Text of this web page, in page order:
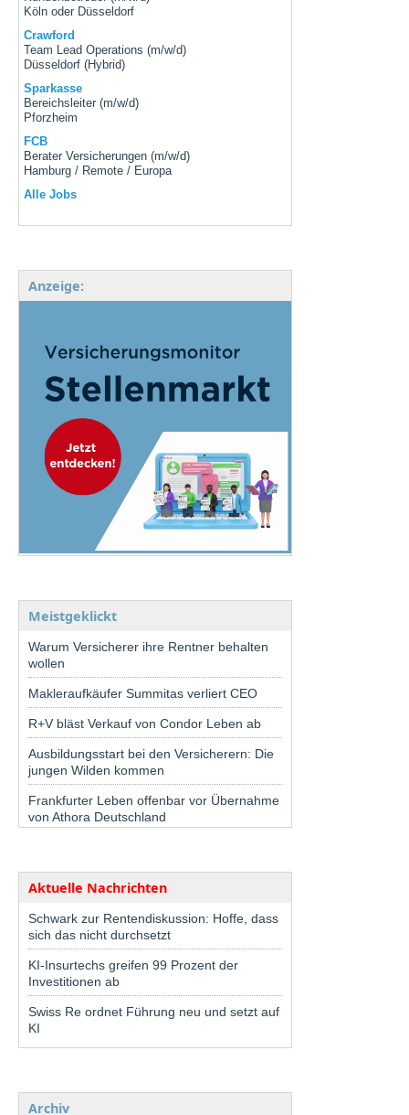
Köln oder Düsseldorf
Crawford
Team Lead Operations (m/w/d)
Düsseldorf (Hybrid)
Sparkasse
Bereichsleiter (m/w/d)
Pforzheim
FCB
Berater Versicherungen (m/w/d)
Hamburg / Remote / Europa
Alle Jobs
Anzeige:
Meistgeklickt
Warum Versicherer ihre Rentner behalten
wollen
Makleraufkäufer Summitas verliert CEO
R+V bläst Verkauf von Condor Leben ab
Ausbildungsstart bei den Versicherern: Die
jungen Wilden kommen
Frankfurter Leben offenbar vor Übernahme
von Athora Deutschland
Aktuelle Nachrichten
Schwark zur Rentendiskussion: Hoffe, dass
sich das nicht durchsetzt
KI-Insurtechs greifen 99 Prozent der
Investitionen ab
Swiss Re ordnet Führung neu und setzt auf
KI
Archiv